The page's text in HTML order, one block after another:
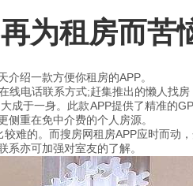
为租房而苦
绍一款方便你租房的APP。
电话联系方式;赶集推出的懒人找房
于一身。此款APP提供了精准的
重在免中介费的个人房源。
难的。而搜房网租房APP应时而动
亦可加强对室友的了解。